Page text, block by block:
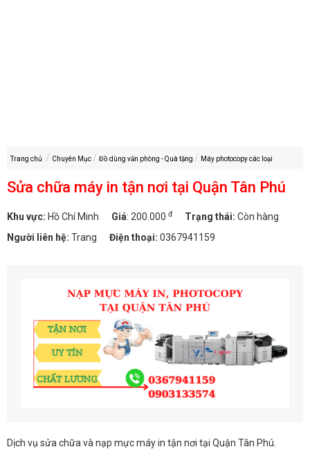
Trang chủ Chuyên Mục Đồ dùng văn phòng - Quà tặng Máy photocopy các loại
Sửa chữa máy in tận nơi tại Quận Tân Phú
Khu vực: Hồ Chí Minh Giá: 200.000 đ Trạng thái: Còn hàng
Người liên hệ: Trang Điện thoại: 0367941159
Dịch vụ sửa chữa và nạp mực máy in tận nơi tại Quận Tân Phú.